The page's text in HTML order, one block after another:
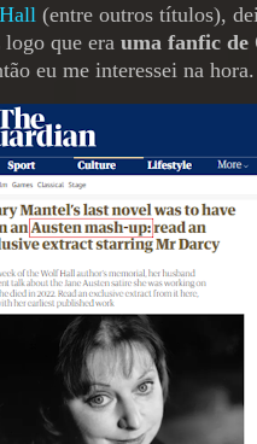
(entre outros títulos),
que era uma fanfic de
eu me interessei na hora.